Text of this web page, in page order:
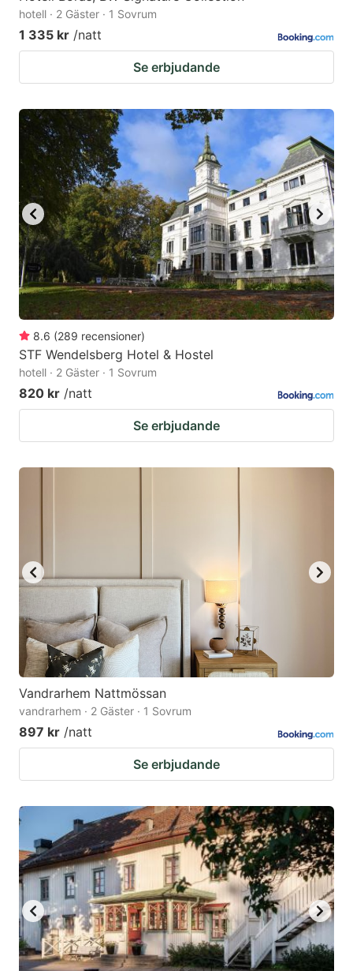
hotell · 2 Gäster · 1 Sovrum
1 335 kr /natt
Se erbjudande
8.6 (289 recensioner)
STF Wendelsberg Hotel & Hostel
hotell · 2 Gäster · 1 Sovrum
820 kr /natt
Se erbjudande
Vandrarhem Nattmössan
vandrarhem · 2 Gäster · 1 Sovrum
897 kr /natt
Se erbjudande